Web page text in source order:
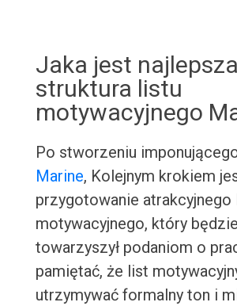
Jaka jest najlepsza
struktura listu
motywacyjnego
Po stworzeniu
Marine, Kolejnym krokiem
przygotowanie atrakcyjnego
motywacyjnego, który będzie
towarzyszył podaniom o
pamiętać, że list
utrzymywać formalny ton i